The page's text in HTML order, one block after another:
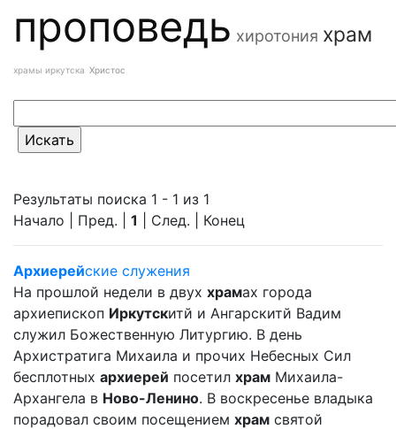
проповедь хиротония храм
храмы иркутска Христос
Результаты поиска 1 - 1 из 1
Начало | Пред. | 1 | След. | Конец
Архиерейские служения
На прошлой недели в двух храмах города
архиепископ Иркутскитй и Ангарскитй Вадим
служил Божественную Литургию. В день
Архистратига Михаила и прочих Небесных Сил
бесплотных архиерей посетил храм Михаила-
Архангела в Ново-Ленино. В воскресенье владыка
порадовал своим посещением храм святой